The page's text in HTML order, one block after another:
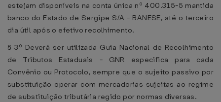
estejam disponíveis na conta única nº 400.315-5 mantida
banco do Estado de Sergipe S/A - BANESE, até o terceiro
dia útil após o efetivo recolhimento.
§ 3º Deverá ser utilizada Guia Nacional de Recolhimento
de Tributos Estaduais - GNR especifica para cada
Convênio ou Protocolo, sempre que o sujeito passivo por
substituição operar com mercadorias sujeitas ao regime
de substituição tributária regido por normas diversas.